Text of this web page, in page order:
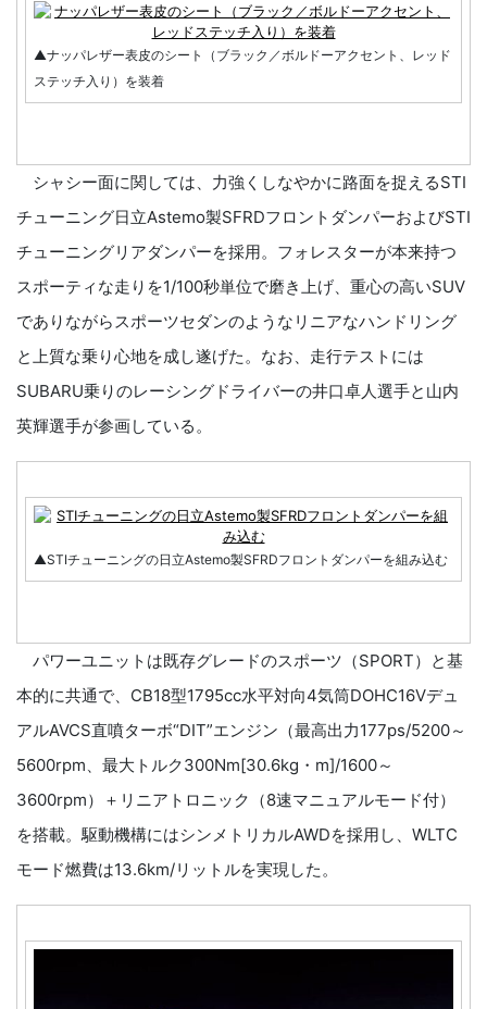
▲ナッパレザー表皮のシート（ブラック／ボルドーアクセント、レッド
ステッチ入り）を装着
シャシー面に関しては、力強くしなやかに路面を捉えるSTI
チューニング日立Astemo製SFRDフロントダンパーおよびSTI
チューニングリアダンパーを採用。フォレスターが本来持つ
スポーティな走りを1/100秒単位で磨き上げ、重心の高いSUV
でありながらスポーツセダンのようなリニアなハンドリング
と上質な乗り心地を成し遂げた。なお、走行テストには
SUBARU乗りのレーシングドライバーの井口卓人選手と山内
英輝選手が参画している。
▲STIチューニングの日立Astemo製SFRDフロントダンパーを組み込む
パワーユニットは既存グレードのスポーツ（SPORT）と基
本的に共通で、CB18型1795cc水平対向4気筒DOHC16Vデュ
アルAVCS直噴ターボ“DIT”エンジン（最高出力177ps/5200～
5600rpm、最大トルク300Nm[30.6kg・m]/1600～
3600rpm）＋リニアトロニック（8速マニュアルモード付）
を搭載。駆動機構にはシンメトリカルAWDを採用し、WLTC
モード燃費は13.6km/リットルを実現した。